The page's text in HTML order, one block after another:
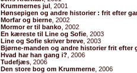
Krummernes jul , 2001
Hønsepigen og andre historier : frit efter
Morfar og bierne , 2002
Mormor er til banko , 2002
En kæreste til Line og Sofie , 2003
Line og Sofie skriver breve , 2003
Bjørne-manden og andre historier frit efter
Hvad har han gang i? , 2006
Tudefjæs , 2006
Den store bog om Krummerne , 2006